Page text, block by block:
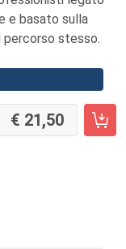
e basato sulla
stesso.
21,50